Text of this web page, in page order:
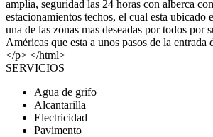
amplia, seguridad las 24 horas con alberca
estacionamientos techos, el cual esta ubicado
una de las zonas mas deseadas por todos por
Américas que esta a unos pasos de la entrada
</p> </html>
SERVICIOS
Agua de grifo
Alcantarilla
Electricidad
Pavimento